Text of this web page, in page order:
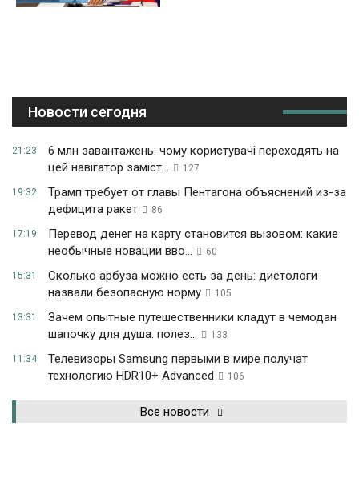
Новости сегодня
21:23
6 млн завантажень: чому користувачі переходять на
цей навігатор заміст...
127
19:32
Трамп требует от главы Пентагона объяснений из-за
дефицита ракет
86
17:19
Перевод денег на карту становится вызовом: какие
необычные новации вво...
60
15:31
Сколько арбуза можно есть за день: диетологи
назвали безопасную норму
105
13:31
Зачем опытные путешественники кладут в чемодан
шапочку для душа: полез...
133
11:34
Телевизоры Samsung первыми в мире получат
технологию HDR10+ Advanced
106
Все новости